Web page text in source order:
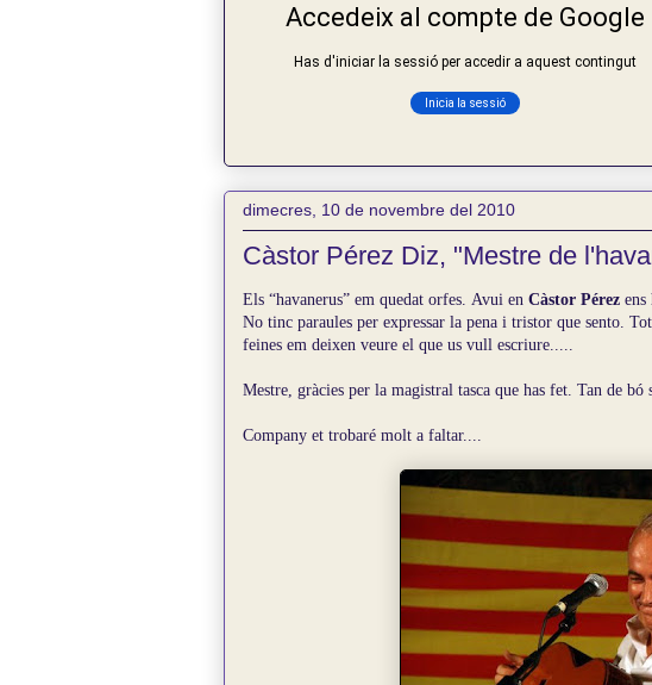
dimecres, 10 de novembre del 2010
Càstor Pérez Diz, "Mestre de
Els “havanerus” em quedat orfes. Avui en Càstor Pérez ens
No tinc paraules per expressar la pena i tristor que sento.
feines em deixen veure el que us vull escriure.....
Mestre, gràcies per la magistral tasca que has fet. Tan de bó
Company et trobaré molt a faltar....